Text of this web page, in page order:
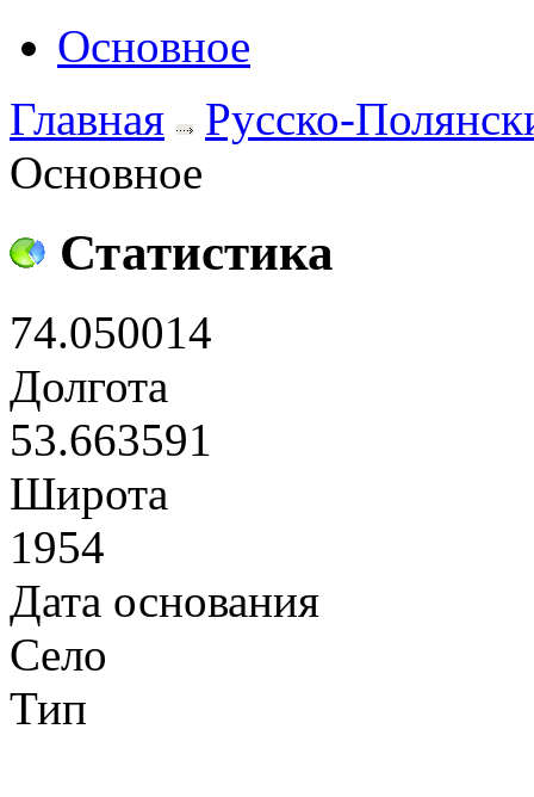
Основное
Главная
Русско-
Основное
Статистика
74.050014
Долгота
53.663591
Широта
1954
Дата основания
Село
Тип